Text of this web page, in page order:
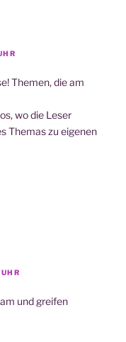
The­men, die am
wo die Leser
The­mas zu eige­nen
und grei­fen